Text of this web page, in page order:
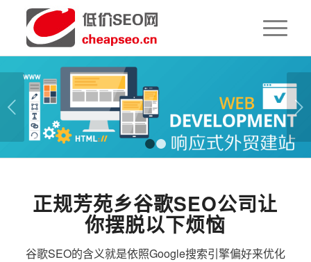
下一页
1 2
正规芳苑乡谷歌SEO公司让
你摆脱以下烦恼
谷歌SEO的含义就是依照Google搜索引擎偏好来优化